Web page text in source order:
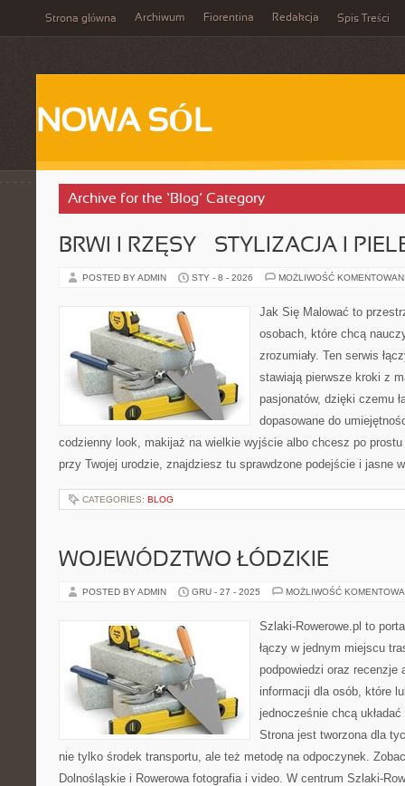
Strona główna Archiwum Fiorentina Redakcja Spis Treści
NOWA SÓL
Archive for the ‘Blog’ Category
BRWI I RZĘSY – STYLIZACJA I
POSTED BY ADMIN STY - 8 - 2026 MOŻLIWOŚĆ
Jak Się Malować to
osobach, które chcą
zrozumiały. Ten serwis
stawiają pierwsze kroki z
pasjonatów, dzięki czemu
dopasowane do
codzienny look, makijaż na wielkie wyjście albo chcesz po prostu
przy Twojej urodzie, znajdziesz tu sprawdzone podejście i jasne
CATEGORIES: BLOG
WOJEWÓDZTWO ŁÓDZKIE
POSTED BY ADMIN GRU - 27 - 2025 MOŻLIWOŚĆ
Szlaki-Rowerowe.pl to
łączy w jednym miejscu
podpowiedzi oraz recenzje
informacji dla osób, które
jednocześnie chcą
Strona jest tworzona dla
nie tylko środek transportu, ale też metodę na odpoczynek.
Dolnośląskie i Rowerowa fotografia i video. W centrum Szlaki-